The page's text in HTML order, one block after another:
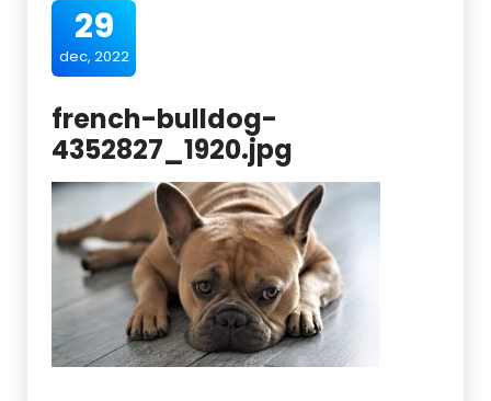
29
dec, 2022
french-bulldog-
4352827_1920.jpg